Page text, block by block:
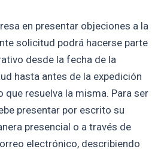
en presentar objeciones a la
solicitud podrá hacerse parte
desde la fecha de la
hasta antes de la expedición
resuelva la misma. Para ser
presentar por escrito su
presencial o a través de
electrónico, describiendo